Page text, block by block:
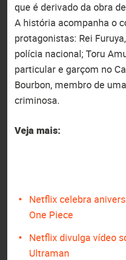
que é derivado da obra de
A história acompanha o
protagonistas: Rei
polícia nacional; Toru
particular e garçom no
Bourbon, membro de
criminosa.
Veja mais:
Netflix celebra
One Piece
Netflix divulga vídeo
Ultraman